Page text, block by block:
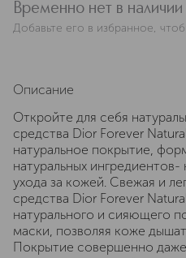
Временно нет в наличии
Добавьте его в избранное,
Описание
Откройте для себя
средства Dior Forever
натуральное покрытие,
натуральных
ухода за кожей. Свежая и
средства Dior Forever
натурального и сияющего
маски, позволяя коже
Покрытие совершенно